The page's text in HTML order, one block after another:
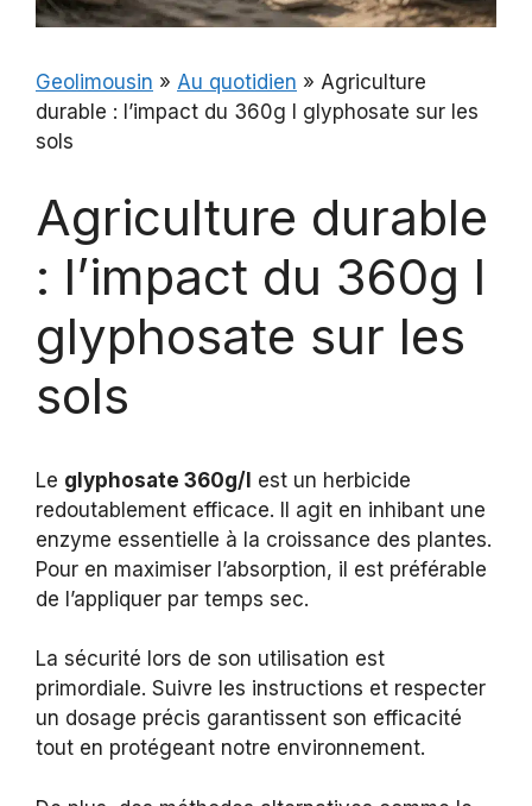
Geolimousin » Au quotidien » Agriculture
durable : l’impact du 360g l glyphosate sur les
sols
Agriculture durable
: l’impact du 360g l
glyphosate sur les
sols
Le glyphosate 360g/l est un herbicide
redoutablement efficace. Il agit en inhibant une
enzyme essentielle à la croissance des plantes.
Pour en maximiser l’absorption, il est préférable
de l’appliquer par temps sec.
La sécurité lors de son utilisation est
primordiale. Suivre les instructions et respecter
un dosage précis garantissent son efficacité
tout en protégeant notre environnement.